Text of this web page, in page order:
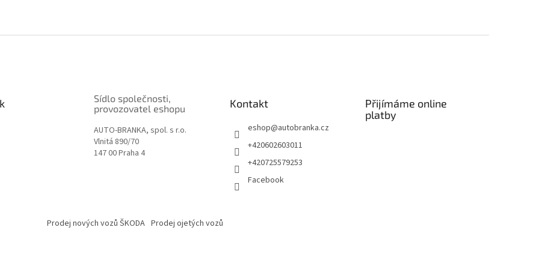
Sídlo společnosti,
provozovatel eshopu
AUTO-BRANKA, spol. s r.o.
Vlnitá 890/70
147 00 Praha 4
Kontakt
eshop@autobranka.cz
+420602603011
+420725579253
Facebook
Přijímáme online
platby
Prodej nových vozů ŠKODA Prodej ojetých vozů